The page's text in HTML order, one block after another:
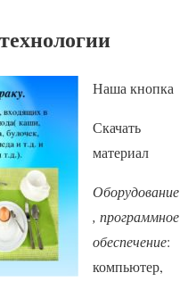
Наша кнопка
Скачать
материал
Оборудование
, программное
обеспечение:
компьютер,